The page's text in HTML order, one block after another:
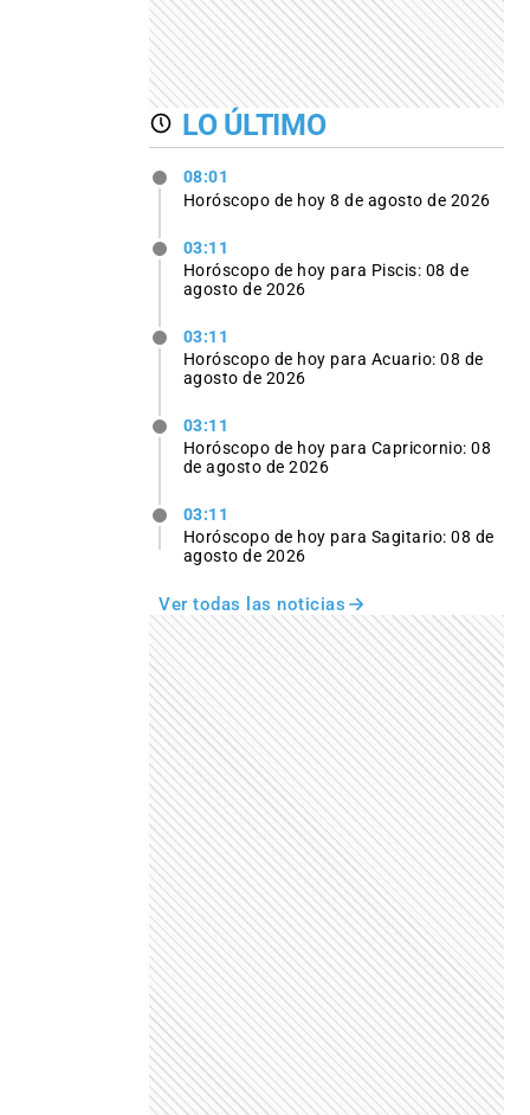
LO ÚLTIMO
08:01
Horóscopo de hoy 8 de agosto de 2026
03:11
Horóscopo de hoy para Piscis: 08 de
agosto de 2026
03:11
Horóscopo de hoy para Acuario: 08 de
agosto de 2026
03:11
Horóscopo de hoy para Capricornio: 08
de agosto de 2026
03:11
Horóscopo de hoy para Sagitario: 08 de
agosto de 2026
Ver todas las noticias